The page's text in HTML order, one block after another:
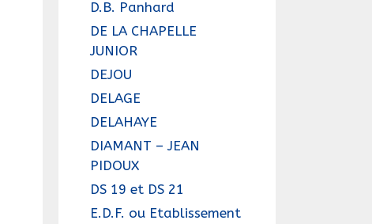
D.B. Panhard
DE LA CHAPELLE
JUNIOR
DEJOU
DELAGE
DELAHAYE
DIAMANT – JEAN
PIDOUX
DS 19 et DS 21
E.D.F. ou Etablissement